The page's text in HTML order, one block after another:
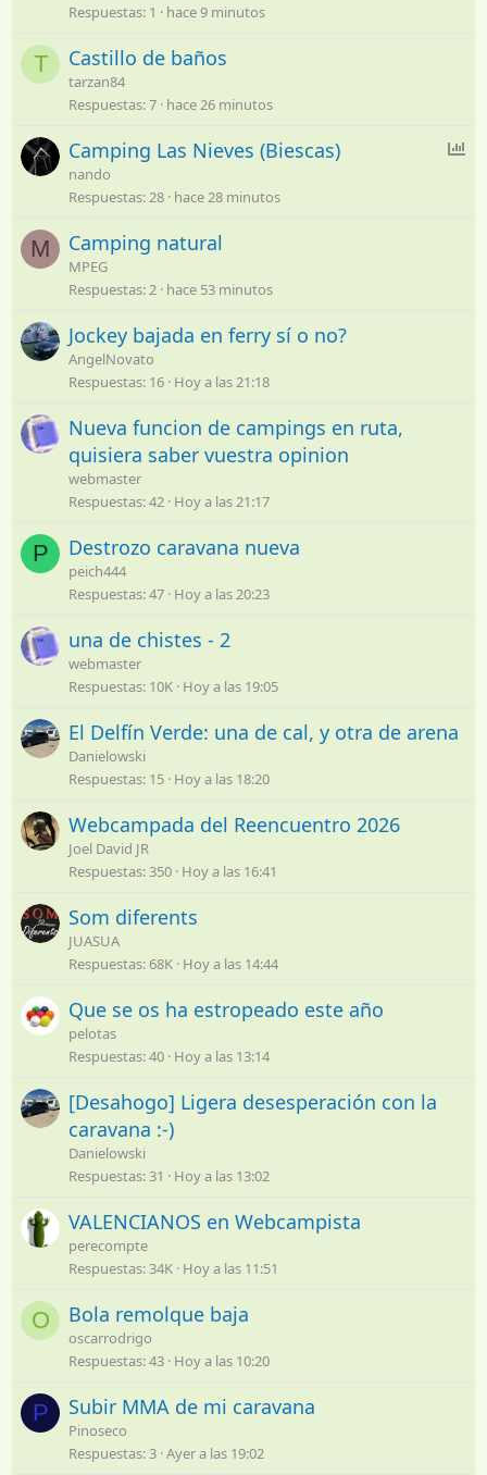
Respuestas 1 hace 9 minutos
T Castillo de baños
tarzan84
Respuestas 7 hace 26 minutos
E
Camping Las Nieves (Biescas)
nando
Respuestas 28 hace 28 minutos
M Camping natural
MPEG
Respuestas 2 hace 53 minutos
Jockey bajada en ferry sí o no?
AngelNovato
Respuestas 16 Hoy a las 21:18
Nueva funcion de campings en ruta,
quisiera saber vuestra opinion
webmaster
Respuestas 42 Hoy a las 21:17
P Destrozo caravana nueva
peich444
Respuestas 47 Hoy a las 20:23
una de chistes - 2
webmaster
Respuestas 10K Hoy a las 19:05
El Delfín Verde: una de cal, y otra de arena
Danielowski
Respuestas 15 Hoy a las 18:20
Webcampada del Reencuentro 2026
Joel David JR
Respuestas 350 Hoy a las 16:41
Som diferents
JUASUA
Respuestas 68K Hoy a las 14:44
Que se os ha estropeado este año
pelotas
Respuestas 40 Hoy a las 13:14
[Desahogo] Ligera desesperación con la
caravana :-)
Danielowski
Respuestas 31 Hoy a las 13:02
VALENCIANOS en Webcampista
perecompte
Respuestas 34K Hoy a las 11:51
O Bola remolque baja
oscarrodrigo
Respuestas 43 Hoy a las 10:20
P Subir MMA de mi caravana
Pinoseco
Respuestas 3 Ayer a las 19:02